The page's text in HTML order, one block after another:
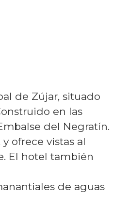
de Zújar, situado
en las
del Negratín.
ofrece vistas al
El hotel también
de aguas